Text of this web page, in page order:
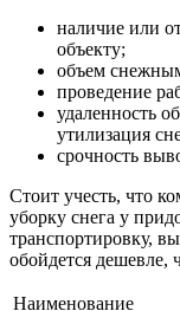
наличие или
объекту;
объем
проведение
удаленность
утилизация
срочность
Стоит учесть, что
уборку снега у
транспортировку,
обойдется дешевле,
Наименование